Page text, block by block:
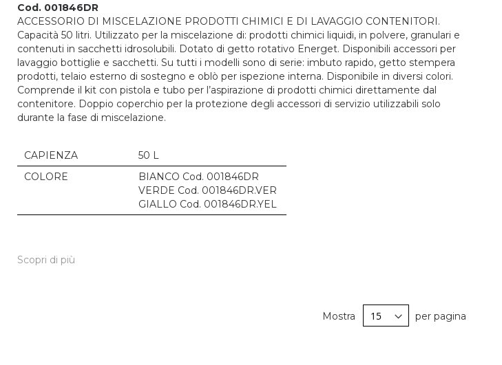
Cod. 001846DR
ACCESSORIO DI MISCELAZIONE PRODOTTI CHIMICI E DI LAVAGGIO CONTENITORI.
Capacità 50 litri. Utilizzato per la miscelazione di: prodotti chimici liquidi, in polvere, granulari e
contenuti in sacchetti idrosolubili. Dotato di getto rotativo Energet. Disponibili accessori per
lavaggio bottiglie e sacchetti. Su tutti i modelli sono di serie: imbuto rapido, getto stempera
prodotti, telaio esterno di sostegno e oblò per ispezione interna. Disponibile in diversi colori.
Comprende il kit con pistola e tubo per l’aspirazione di prodotti chimici direttamente dal
contenitore. Doppio coperchio per la protezione degli accessori di servizio utilizzabili solo
durante la fase di miscelazione.
CAPIENZA
50 L
COLORE
BIANCO Cod. 001846DR
VERDE Cod. 001846DR.VER
GIALLO Cod. 001846DR.YEL
Scopri di più
Mostra per pagina